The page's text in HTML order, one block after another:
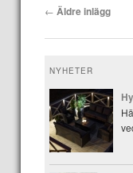
Inläggsnavigering
← Äldre inlägg
NYHETER